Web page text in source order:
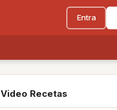
Entra
Video Recetas